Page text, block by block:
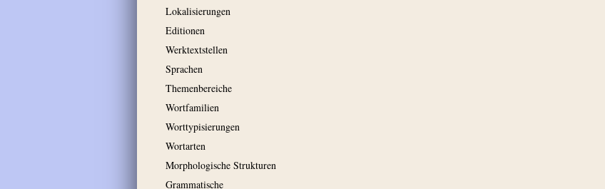
Lokalisierungen
Editionen
Werktextstellen
Sprachen
Themenbereiche
Wortfamilien
Worttypisierungen
Wortarten
Morphologische Strukturen
Grammatische